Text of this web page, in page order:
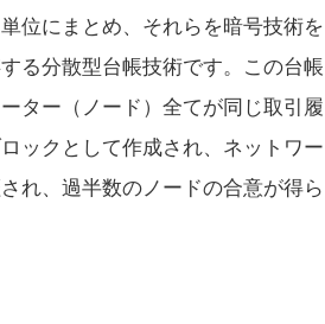
位にまとめ、それらを暗号技術を
る分散型台帳技術です。この台帳
ター（ノード）全てが同じ取引履
ックとして作成され、ネットワー
れ、過半数のノードの合意が得ら